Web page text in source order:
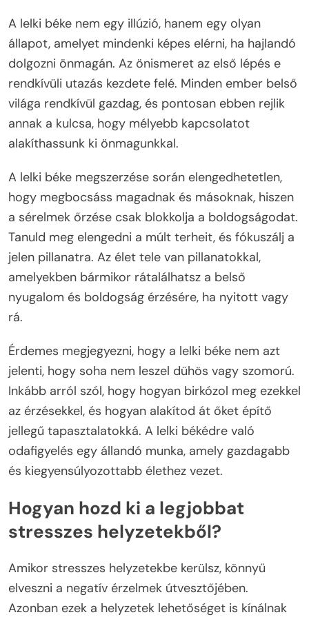
A lelki béke nem egy illúzió, hanem egy olyan
állapot, amelyet mindenki képes elérni, ha hajlandó
dolgozni önmagán. Az önismeret az első lépés e
rendkívüli utazás kezdete felé. Minden ember belső
világa rendkívül gazdag, és pontosan ebben rejlik
annak a kulcsa, hogy mélyebb kapcsolatot
alakíthassunk ki önmagunkkal.
A lelki béke megszerzése során elengedhetetlen,
hogy megbocsáss magadnak és másoknak, hiszen
a sérelmek őrzése csak blokkolja a boldogságodat.
Tanuld meg elengedni a múlt terheit, és fókuszálj a
jelen pillanatra. Az élet tele van pillanatokkal,
amelyekben bármikor rátalálhatsz a belső
nyugalom és boldogság érzésére, ha nyitott vagy
rá.
Érdemes megjegyezni, hogy a lelki béke nem azt
jelenti, hogy soha nem leszel dühös vagy szomorú.
Inkább arról szól, hogy hogyan birkózol meg ezekkel
az érzésekkel, és hogyan alakítod át őket építő
jellegű tapasztalatokká. A lelki békédre való
odafigyelés egy állandó munka, amely gazdagabb
és kiegyensúlyozottabb élethez vezet.
Hogyan hozd ki a legjobbat
stresszes helyzetekből?
Amikor stresszes helyzetekbe kerülsz, könnyű
elveszni a negatív érzelmek útvesztőjében.
Azonban ezek a helyzetek lehetőséget is kínálnak